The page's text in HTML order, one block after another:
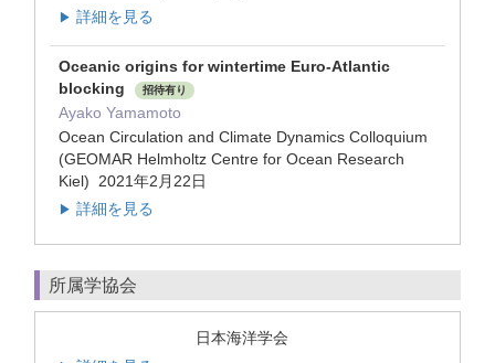
▶ 詳細を見る
Oceanic origins for wintertime Euro-Atlantic
blocking
招待有り
Ayako Yamamoto
Ocean Circulation and Climate Dynamics Colloquium
(GEOMAR Helmholtz Centre for Ocean Research
Kiel) 2021年2月22日
▶ 詳細を見る
所属学協会
日本海洋学会